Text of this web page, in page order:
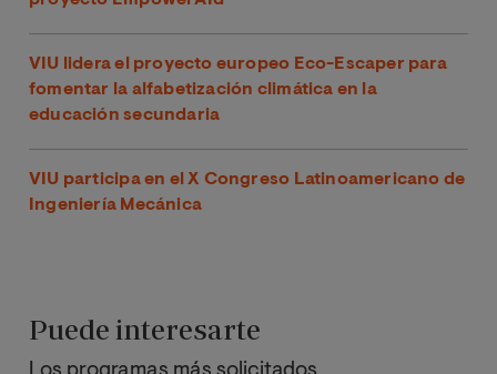
VIU lidera el proyecto europeo Eco-Escaper para
fomentar la alfabetización climática en la
educación secundaria
VIU participa en el X Congreso Latinoamericano de
Ingeniería Mecánica
Puede interesarte